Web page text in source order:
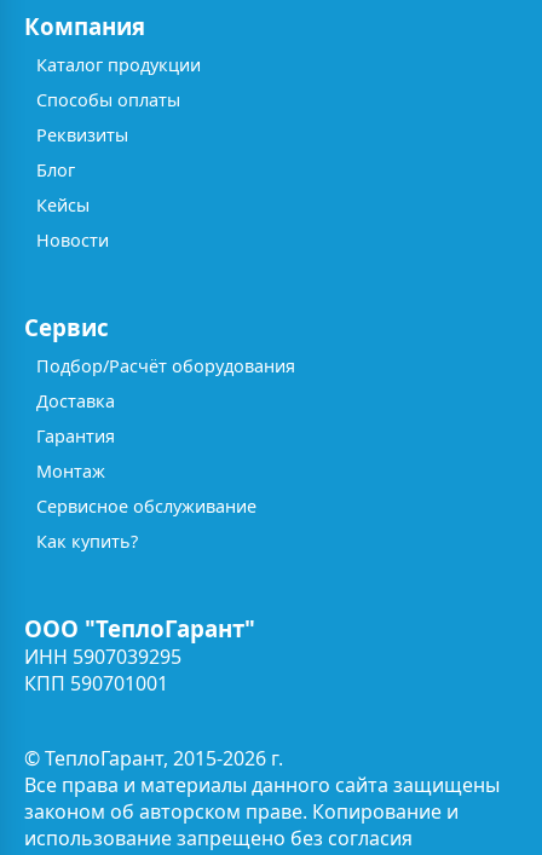
Компания
Каталог продукции
Способы оплаты
Реквизиты
Блог
Кейсы
Новости
Сервис
Подбор/Расчёт оборудования
Доставка
Гарантия
Монтаж
Сервисное обслуживание
Как купить?
ООО "ТеплоГарант"
ИНН 5907039295
КПП 590701001
© ТеплоГарант, 2015-2026 г.
Все права и материалы данного сайта защищены
законом об авторском праве. Копирование и
использование запрещено без согласия